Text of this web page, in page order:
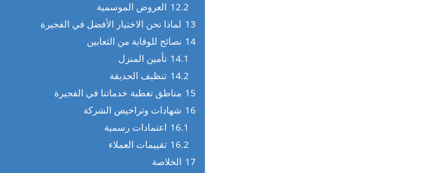
12.2 العروض الموسمية
13 لماذا نحن الاختيار الأفضل في الفجيرة
14 نصائح للوقاية من الثعابين
14.1 تأمين المنزل
14.2 تنظيف الحديقة
15 مناطق تغطية خدماتنا في الفجيرة
16 شهادات وتراخيص الشركة
16.1 اعتمادات رسمية
16.2 تقييمات العملاء
17 الخلاصة